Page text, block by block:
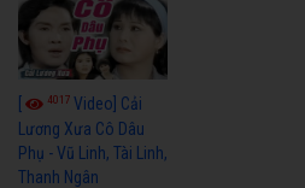
[ 4017 Video] Cải
Lương Xưa Cô Dâu
Phụ - Vũ Linh, Tài Linh,
Thanh Ngân